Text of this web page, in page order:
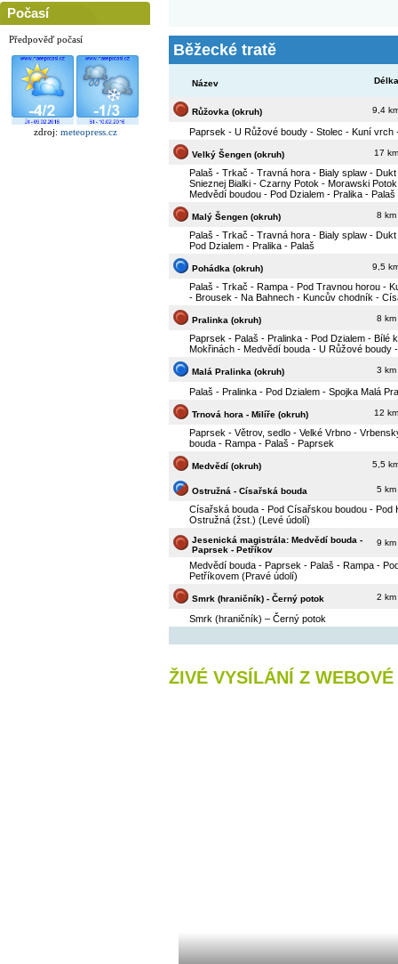
Počasí
Předpověď počasí
zdroj: meteopress.cz
Běžecké tratě
Název Délka
Růžovka (okruh) 9,4
Paprsek - U Růžové boudy - Stolec - Kuní vrch
Velký Šengen (okruh) 17 km
Palaš - Trkač - Travná hora - Bialy splaw -
Snieznej Bialki - Czarny Potok - Morawski
Medvědí boudou - Pod Dzialem - Pralika - Palaš
Malý Šengen (okruh) 8 km
Palaš - Trkač - Travná hora - Bialy splaw -
Pod Dzialem - Pralika - Palaš
Pohádka (okruh) 9,5
Palaš - Trkač - Rampa - Pod Travnou horou -
- Brousek - Na Bahnech - Kuncův chodník -
Pralinka (okruh) 8 km
Paprsek - Palaš - Pralinka - Pod Dzialem - Bílé
Mokřinách - Medvědí bouda - U Růžové boudy
Malá Pralinka (okruh) 3 km
Palaš - Pralinka - Pod Dzialem - Spojka Malá
Trnová hora - Milíře (okruh) 12 km
Paprsek - Větrov, sedlo - Velké Vrbno -
bouda - Rampa - Palaš - Paprsek
Medvědí (okruh) 5,5
Ostružná - Císařská bouda 5 km
Císařská bouda - Pod Císařskou boudou -
Ostružná (žst.) (Levé údolí)
Jesenická magistrála: Medvědí bouda -
Paprsek - Petříkov
9 km
Medvědí bouda - Paprsek - Palaš - Rampa -
Petříkovem (Pravé údolí)
Smrk (hraničník) - Černý potok 2 km
Smrk (hraničník) – Černý potok
ŽIVÉ VYSÍLÁNÍ Z